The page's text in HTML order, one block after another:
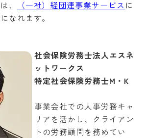
、 （一社）経団連事業サービス に
なれます。
社会保険労務士法人エスネ
ットワークス
特定社会保険労務士M・K
事業会社での人事労務キャ
リアを活かし、クライアン
トの労務顧問を務めてい